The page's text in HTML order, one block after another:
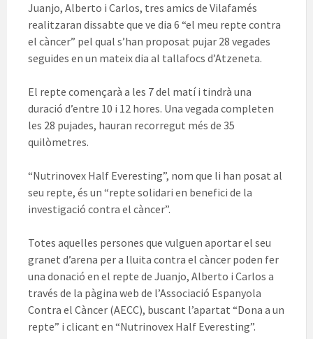
Juanjo, Alberto i Carlos, tres amics de Vilafamés
realitzaran dissabte que ve dia 6 “el meu repte contra
el càncer” pel qual s’han proposat pujar 28 vegades
seguides en un mateix dia al tallafocs d’Atzeneta.
El repte començarà a les 7 del matí i tindrà una
duració d’entre 10 i 12 hores. Una vegada completen
les 28 pujades, hauran recorregut més de 35
quilòmetres.
“Nutrinovex Half Everesting”, nom que li han posat al
seu repte, és un “repte solidari en benefici de la
investigació contra el càncer”.
Totes aquelles persones que vulguen aportar el seu
granet d’arena per a lluita contra el càncer poden fer
una donació en el repte de Juanjo, Alberto i Carlos a
través de la pàgina web de l’Associació Espanyola
Contra el Càncer (AECC), buscant l’apartat “Dona a un
repte” i clicant en “Nutrinovex Half Everesting”.